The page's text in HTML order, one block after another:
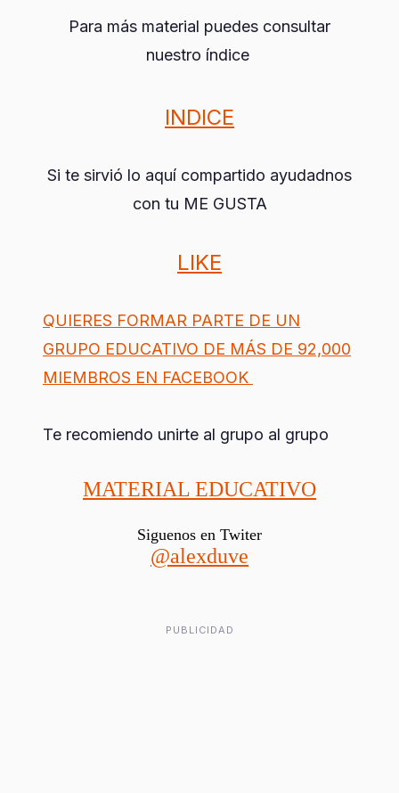
Para más material puedes consultar
nuestro índice
INDICE
Si te sirvió lo aquí compartido ayudadnos
con tu ME GUSTA
LIKE
QUIERES FORMAR PARTE DE UN
GRUPO EDUCATIVO DE MÁS DE 92,000
MIEMBROS EN FACEBOOK
Te recomiendo unirte al grupo al grupo
MATERIAL EDUCATIVO
Siguenos en Twiter
@alexduve
PUBLICIDAD